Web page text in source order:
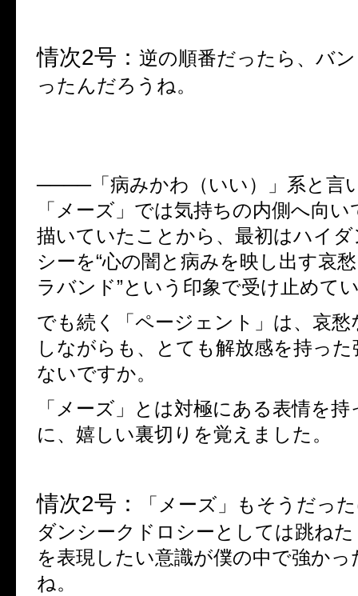
情次2号： 逆の順番だったら、バ
ったんだろうね。
────「病みかわ（いい）」系と言
「メーズ」では気持ちの内側へ向
描いていたことから、最初はハイ
シーを“心の闇と病みを映し出す哀
ラバンド”という印象で受け止めて
でも続く「ページェント」は、哀愁
しながらも、とても解放感を持っ
ないですか。
「メーズ」とは対極にある表情を
に、嬉しい裏切りを覚えました。
情次2号：
「メーズ」もそうだっ
ダンシークドロシーとしては跳ね
を表現したい意識が僕の中で強か
ね。